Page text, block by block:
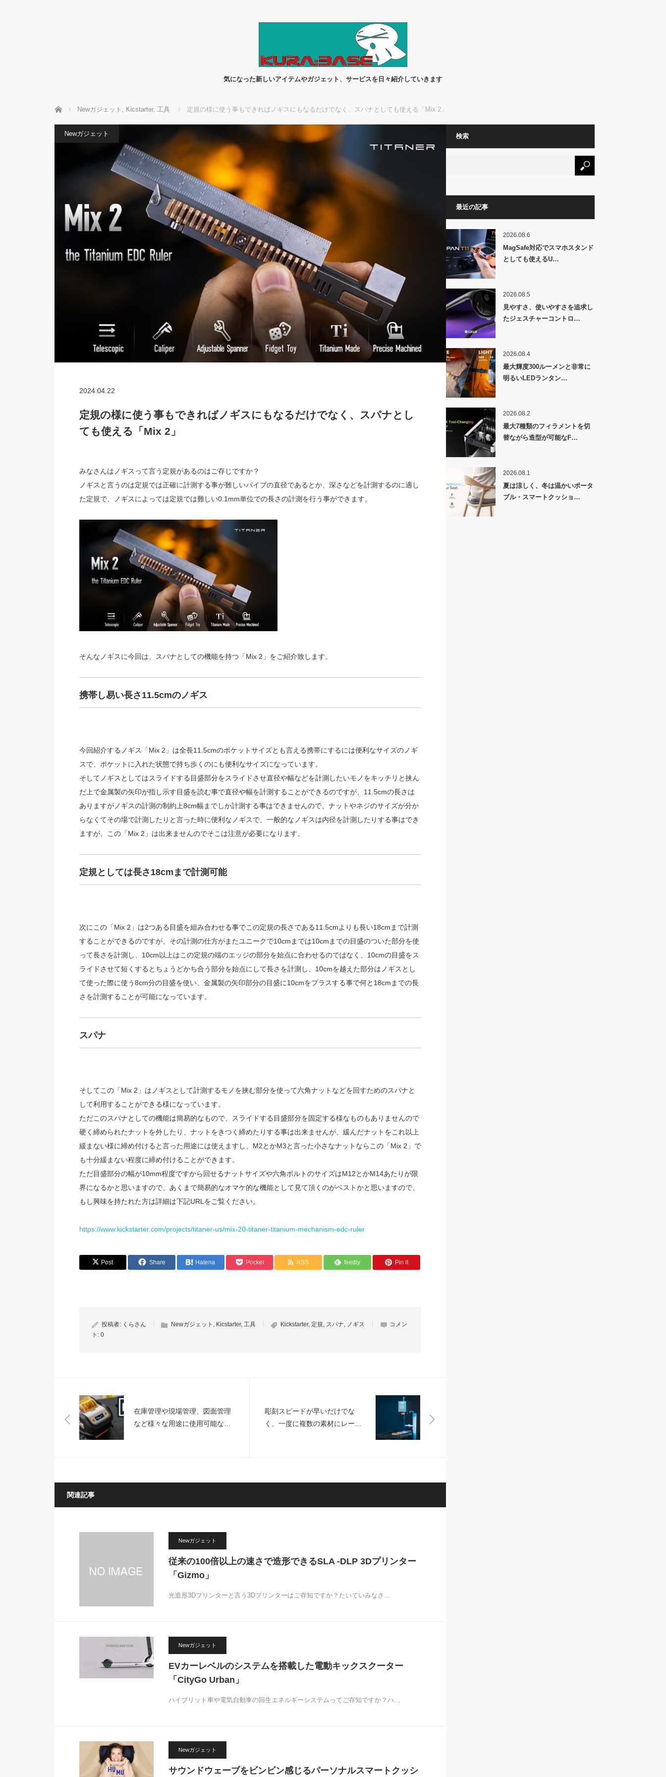
気になった新しいアイテムやガジェット、サービスを日々紹介していきます
ホーム Newガジェット , Kicstarter, 工具 定規の様に使う事もできればノギスにもなるだけでなく、スパナとしても使える「Mix 2」
Newガジェット
2024.04.22
定規の様に使う事もできればノギスにもなるだけでなく、スパナとし
ても使える「Mix 2」
みなさんはノギスって言う定規があるのはご存じですか？
ノギスと言うのは定規では正確に計測する事が難しいパイプの直径であるとか、深さなどを計測するのに適し
た定規で、ノギスによっては定規では難しい0.1mm単位での長さの計測を行う事ができます。
そんなノギスに今回は、スパナとしての機能を持つ「Mix 2」をご紹介致します。
携帯し易い長さ11.5cmのノギス
今回紹介するノギス「Mix 2」は全長11.5cmのポケットサイズとも言える携帯にするには便利なサイズのノギ
スで、ポケットに入れた状態で持ち歩くのにも便利なサイズになっています。
そしてノギスとしてはスライドする目盛部分をスライドさせ直径や幅などを計測したいモノをキッチリと挟ん
だ上で金属製の矢印が指し示す目盛を読む事で直径や幅を計測することができるのですが、11.5cmの長さは
ありますがノギスの計測の制約上8cm幅までしか計測する事はできませんので、ナットやネジのサイズが分か
らなくてその場で計測したりと言った時に便利なノギスで、一般的なノギスは内径を計測したりする事はでき
ますが、この「Mix 2」は出来ませんのでそこは注意が必要になります。
定規としては長さ18cmまで計測可能
次にこの「Mix 2」は2つある目盛を組み合わせる事でこの定規の長さである11.5cmよりも長い18cmまで計測
することができるのですが、その計測の仕方がまたユニークで10cmまでは10cmまでの目盛のついた部分を使
って長さを計測し、10cm以上はこの定規の端のエッジの部分を始点に合わせるのではなく、10cmの目盛をス
ライドさせて短くするとちょうどかち合う部分を始点にして長さを計測し、10cmを越えた部分はノギスとし
て使った際に使う8cm分の目盛を使い、金属製の矢印部分の目盛に10cmをプラスする事で何と18cmまでの長
さを計測することが可能になっています。
スパナ
そしてこの「Mix 2」はノギスとして計測するモノを挟む部分を使って六角ナットなどを回すためのスパナと
して利用することができる様になっています。
ただこのスパナとしての機能は簡易的なもので、スライドする目盛部分を固定する様なものもありませんので
硬く締められたナットを外したり、ナットをきつく締めたりする事は出来ませんが、緩んだナットをこれ以上
緩まない様に締め付けると言った用途には使えますし、M2とかM3と言った小さなナットならこの「Mix 2」で
も十分緩まない程度に締め付けることができます。
ただ目盛部分の幅が10mm程度ですから回せるナットサイズや六角ボルトのサイズはM12とかM14あたりが限
界になるかと思いますので、あくまで簡易的なオマケ的な機能として見て頂くのがベストかと思いますので、
もし興味を持たれた方は詳細は下記URLをご覧ください。
https://www.kickstarter.com/projects/titaner-us/mix-20-titaner-titanium-mechanism-edc-ruler
Post Share Hatena Pocket RSS feedly Pin it
投稿者: くらさん Newガジェット , Kicstarter, 工具 Kickstarter, 定規, スパナ, ノギス
コメン
ト: 0
在庫管理や現場管理、図面管理
など様々な用途に使用可能な建
彫刻スピードが早いだけでな
く、一度に複数の素材にレーザ
関連記事
Newガジェット
従来の100倍以上の速さで造形できるSLA -DLP 3Dプリンター
「Gizmo」
光造形3Dプリンターと言う3Dプリンターはご存知ですか？たいていみなさ…
Newガジェット
EVカーレベルのシステムを搭載した電動キックスクーター
「CityGo Urban」
ハイブリット車や電気自動車の回生エネルギーシステムってご存知ですか？ハ…
Newガジェット
サウンドウェーブをビンビン感じるパーソナルスマートクッシ
検索
最近の記事
2026.08.6
MagSafe対応でスマホスタンド
としても使えるU…
2026.08.5
見やすさ、使いやすさを追求し
たジェスチャーコントロ…
2026.08.4
最大輝度300ルーメンと非常に
明るいLEDランタン…
2026.08.2
最大7種類のフィラメントを切
替ながら造型が可能なF…
2026.08.1
夏は涼しく、冬は温かいポータ
ブル・スマートクッショ…